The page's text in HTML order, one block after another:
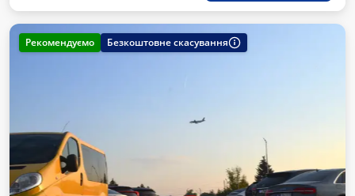
Рекомендуємо Безкоштовне скасування